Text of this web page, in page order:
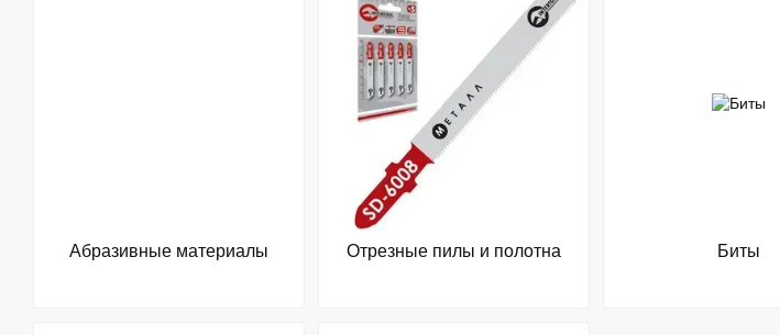
Абразивные материалы Отрезные пилы и полотна Биты